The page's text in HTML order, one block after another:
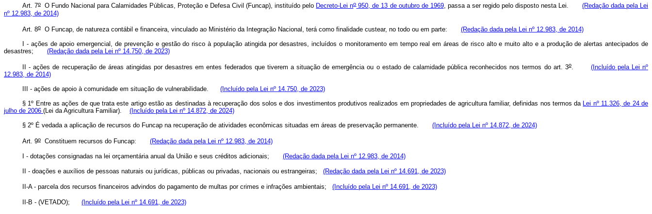
Art. 7o O Fundo Nacional para Calamidades Públicas, Proteção e Defesa Civil (Funcap), instituído pelo Decreto-Lei no950, de 13 de outubro de 1969, passa a ser regido pelo disposto nesta Lei. (Redação dada pela Lei
nº 12.983, de 2014)
Art. 8o O Funcap, de natureza contábil e financeira, vinculado ao Ministério da Integração Nacional, terá como finalidade custear, no todo ou em parte: (Redação dada pela Lei nº 12.983, de 2014)
I - ações de apoio emergencial, de prevenção e gestão do risco à população atingida por desastres, incluídos o monitoramento em tempo real em áreas de risco alto e muito alto e a produção de alertas antecipados de
desastres; (Redação dada pela Lei nº 14.750, de 2023)
II - ações de recuperação de áreas atingidas por desastres em entes federados que tiverem a situação de emergência ou o estado de calamidade pública reconhecidos nos termos do art. 3o. (Incluído pela Lei nº
12.983, de 2014)
III - ações de apoio à comunidade em situação de vulnerabilidade. (Incluído pela Lei nº 14.750, de 2023)
§ 1º Entre as ações de que trata este artigo estão as destinadas à recuperação dos solos e dos investimentos produtivos realizados em propriedades de agricultura familiar, definidas nos termos da Lei nº 11.326, de 24 de
julho de 2006 (Lei da Agricultura Familiar). (Incluído pela Lei nº 14.872, de 2024)
§ 2º É vedada a aplicação de recursos do Funcap na recuperação de atividades econômicas situadas em áreas de preservação permanente. (Incluído pela Lei nº 14.872, de 2024)
Art. 9o Constituem recursos do Funcap: (Redação dada pela Lei nº 12.983, de 2014)
I - dotações consignadas na lei orçamentária anual da União e seus créditos adicionais; (Redação dada pela Lei nº 12.983, de 2014)
II - doações e auxílios de pessoas naturais ou jurídicas, públicas ou privadas, nacionais ou estrangeiras; (Redação dada pela Lei nº 14.691, de 2023)
II-A - parcela dos recursos financeiros advindos do pagamento de multas por crimes e infrações ambientais; (Incluído pela Lei nº 14.691, de 2023)
II-B - (VETADO); (Incluído pela Lei nº 14.691, de 2023)